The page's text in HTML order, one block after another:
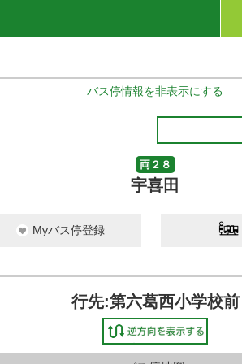
バス停情報を非表示にする
両２８
宇喜田
Myバス停登録
行先:第六葛西小学校前